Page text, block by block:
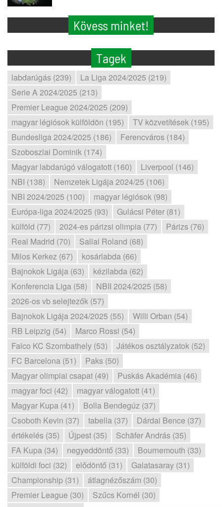
Kövess minket!
Tagek
labdarúgás (239)
La Liga 2024/2025 (219)
Serie A 2024/2025 (213)
Premier League 2024/2025 (209)
magyar légiósok külföldön (195)
TV közvetítések (195)
Bundesliga 2024/2025 (186)
Ferencváros (184)
Szoboszlai Dominik (174)
Magyar labdarúgó válogatott (160)
Liverpool (146)
NBI (138)
Nemzetek Ligája 2024/25 (106)
NBI 2024/2025 (100)
magyar légiósok (98)
Európa-liga 2024/2025 (93)
Gulácsi Péter (81)
külföld (77)
2024-es párizsi olimpia (77)
Párizs (76)
Real Madrid (70)
Sallai Roland (68)
Milos Kerkez (67)
kosárlabda (66)
Bajnokok Ligája (63)
kézilabda (62)
Konferencia Liga (58)
NBII 2024/2025 (58)
2026-os vb selejtezők (57)
Bajnokok Ligája 2024/2025 (55)
Willi Orban (54)
RB Leipzig (54)
Marco Rossi (54)
Falco KC Szombathely (53)
Játékos osztályzatok (52)
FC Barcelona (51)
Paks (50)
Magyar olimpiai csapat (49)
Puskás Akadémia (46)
magyar foci (42)
magyar válogatott (41)
Magyar Kupa (41)
Bolla Bendegúz (37)
Csoboth Kevin (37)
tabella (37)
Dárdai Bence (37)
értékelés (35)
Újpest (35)
Schäfer András (35)
FA Kupa (34)
negyeddöntő (33)
Bournemouth (33)
külföldi foci (32)
elődöntő (31)
Galatasaray (31)
Championship (31)
átlagnézőszám (30)
Premier League (30)
Szűcs Kornél (30)